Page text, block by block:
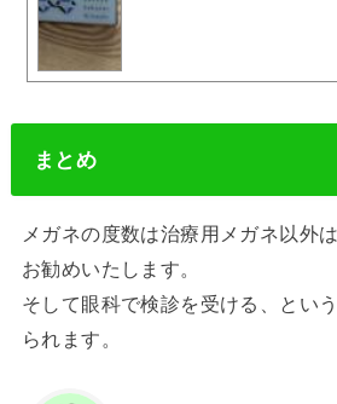
まとめ
メガネの度数は治療用メガネ以外
お勧めいたします。
そして眼科で検診を受ける、とい
られます。